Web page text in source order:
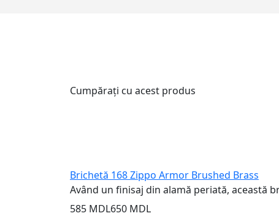
Cumpărați cu acest produs
Brichetă 168 Zippo Armor Brushed Brass
Având un finisaj din alamă periată, această
585 MDL650 MDL